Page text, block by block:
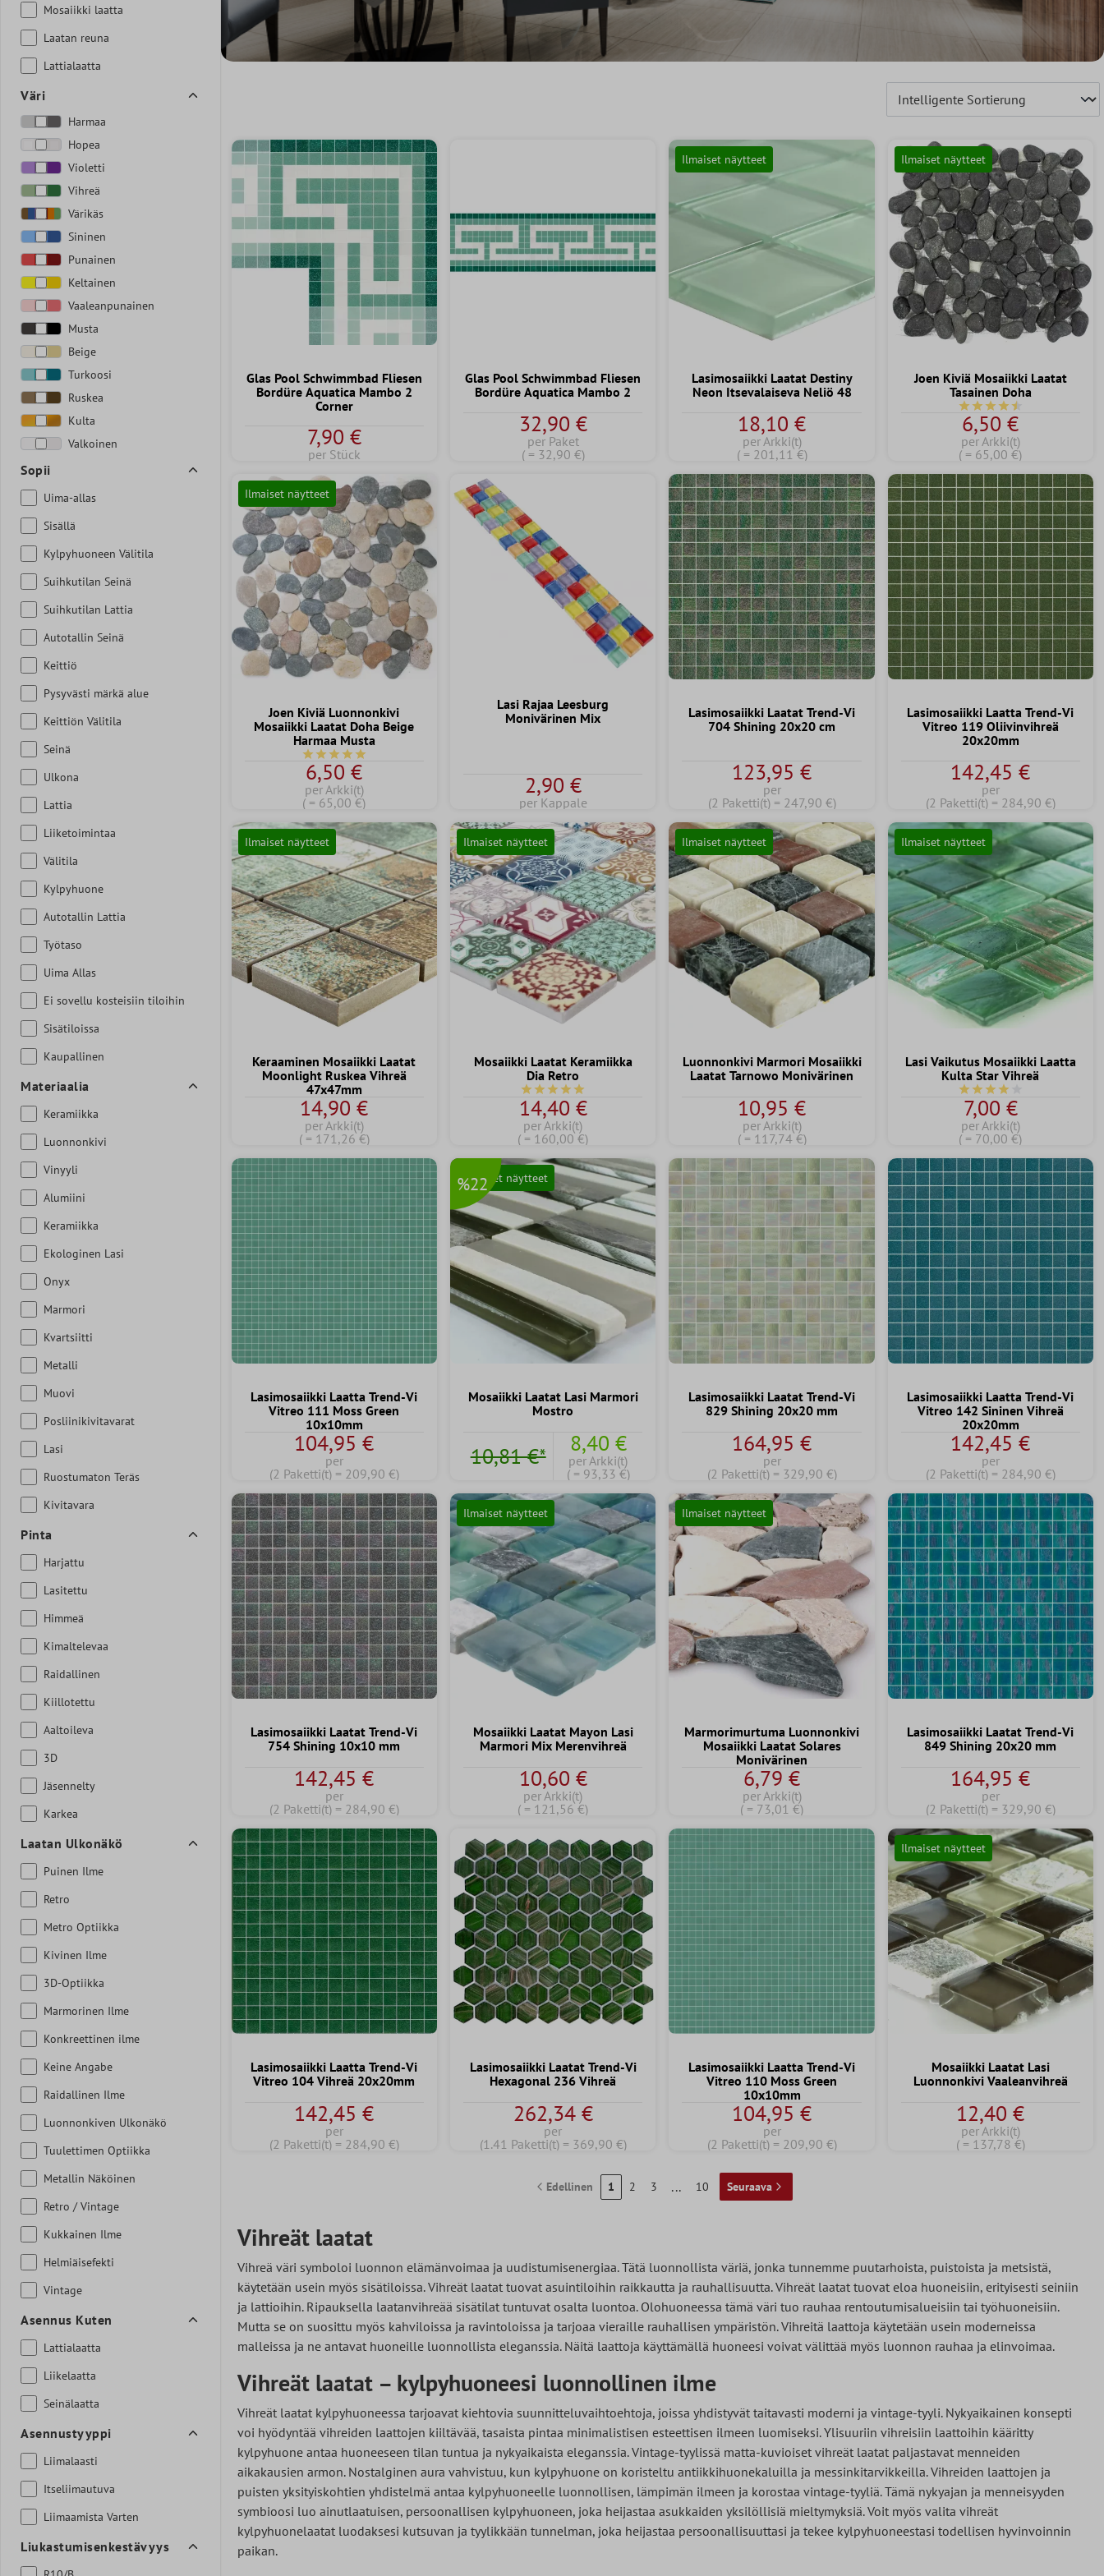
Mosaiikki laatta
Laatan reuna
Lattialaatta
Väri
Harmaa
Hopea
Violetti
Vihreä
Värikäs
Sininen
Punainen
Keltainen
Vaaleanpunainen
Musta
Beige
Turkoosi
Ruskea
Kulta
Valkoinen
Sopii
Uima-allas
Sisällä
Kylpyhuoneen Välitila
Suihkutilan Seinä
Suihkutilan Lattia
Autotallin Seinä
Keittiö
Pysyvästi märkä alue
Keittiön Välitila
Seinä
Ulkona
Lattia
Liiketoimintaa
Välitila
Kylpyhuone
Autotallin Lattia
Työtaso
Uima Allas
Ei sovellu kosteisiin tiloihin
Sisätiloissa
Kaupallinen
Materiaalia
Keramiikka
Luonnonkivi
Vinyyli
Alumiini
Keramiikka
Ekologinen Lasi
Onyx
Marmori
Kvartsiitti
Metalli
Muovi
Posliinikivitavarat
Lasi
Ruostumaton Teräs
Kivitavara
Pinta
Harjattu
Lasitettu
Himmeä
Kimaltelevaa
Raidallinen
Kiillotettu
Aaltoileva
3D
Jäsennelty
Karkea
Laatan Ulkonäkö
Puinen Ilme
Retro
Metro Optiikka
Kivinen Ilme
3D-Optiikka
Marmorinen Ilme
Konkreettinen ilme
Keine Angabe
Raidallinen Ilme
Luonnonkiven Ulkonäkö
Tuulettimen Optiikka
Metallin Näköinen
Retro / Vintage
Kukkainen Ilme
Helmiäisefekti
Vintage
Asennus Kuten
Lattialaatta
Liikelaatta
Seinälaatta
Asennustyyppi
Liimalaasti
Itseliimautuva
Liimaamista Varten
Liukastumisenkestävyys
Glas Pool Schwimmbad Fliesen
Bordüre Aquatica Mambo 2
Corner
7,90 €
per Stück
Glas Pool Schwimmbad Fliesen
Bordüre Aquatica Mambo 2
32,90 €
per Paket
( = 32,90 €)
Ilmaiset näytteet
Lasimosaiikki Laatat Destiny
Neon Itsevalaiseva Neliö 48
18,10 €
per Arkki(t)
( = 201,11 €)
Ilmaiset näytteet
Joen Kiviä Mosaiikki Laatat
Tasainen Doha
Keskimääräinen
6,50 €
per Arkki(t)
( = 65,00 €)
Ilmaiset näytteet
Joen Kiviä Luonnonkivi
Mosaiikki Laatat Doha Beige
Harmaa Musta
Keskimääräinen arvosana 5 5 tähdestä
6,50 €
per Arkki(t)
( = 65,00 €)
Lasi Rajaa Leesburg
Monivärinen Mix
2,90 €
per Kappale
Lasimosaiikki Laatat Trend-Vi
704 Shining 20x20 cm
123,95 €
per
(2 Paketti(t) = 247,90 €)
Lasimosaiikki Laatta Trend-Vi
Vitreo 119 Oliivinvihreä
20x20mm
142,45 €
per
(2 Paketti(t) = 284,90 €)
Ilmaiset näytteet
Keraaminen Mosaiikki Laatat
Moonlight Ruskea Vihreä
47x47mm
14,90 €
per Arkki(t)
( = 171,26 €)
Ilmaiset näytteet
Mosaiikki Laatat Keramiikka
Dia Retro
Keskimääräinen arvosana 4.9 5 tähdestä
14,40 €
per Arkki(t)
( = 160,00 €)
Ilmaiset näytteet
Luonnonkivi Marmori Mosaiikki
Laatat Tarnowo Monivärinen
10,95 €
per Arkki(t)
( = 117,74 €)
Ilmaiset näytteet
Lasi Vaikutus Mosaiikki Laatta
Kulta Star Vihreä
Keskimääräinen
7,00 €
per Arkki(t)
( = 70,00 €)
Lasimosaiikki Laatta Trend-Vi
Vitreo 111 Moss Green
10x10mm
104,95 €
per
(2 Paketti(t) = 209,90 €)
Ilmaiset näytteet
%22
Mosaiikki Laatat Lasi Marmori
Mostro
10,81 €* 8,40 €
per Arkki(t)
( = 93,33 €)
Lasimosaiikki Laatat Trend-Vi
829 Shining 20x20 mm
164,95 €
per
(2 Paketti(t) = 329,90 €)
Lasimosaiikki Laatta Trend-Vi
Vitreo 142 Sininen Vihreä
20x20mm
142,45 €
per
(2 Paketti(t) = 284,90 €)
Lasimosaiikki Laatat Trend-Vi
754 Shining 10x10 mm
142,45 €
per
(2 Paketti(t) = 284,90 €)
Ilmaiset näytteet
Mosaiikki Laatat Mayon Lasi
Marmori Mix Merenvihreä
10,60 €
per Arkki(t)
( = 121,56 €)
Ilmaiset näytteet
Marmorimurtuma Luonnonkivi
Mosaiikki Laatat Solares
Monivärinen
6,79 €
per Arkki(t)
( = 73,01 €)
Lasimosaiikki Laatat Trend-Vi
849 Shining 20x20 mm
164,95 €
per
(2 Paketti(t) = 329,90 €)
Lasimosaiikki Laatta Trend-Vi
Vitreo 104 Vihreä 20x20mm
142,45 €
per
(2 Paketti(t) = 284,90 €)
Lasimosaiikki Laatat Trend-Vi
Hexagonal 236 Vihreä
262,34 €
per
(1.41 Paketti(t) = 369,90 €)
Lasimosaiikki Laatta Trend-Vi
Vitreo 110 Moss Green
10x10mm
104,95 €
per
(2 Paketti(t) = 209,90 €)
Ilmaiset näytteet
Mosaiikki Laatat Lasi
Luonnonkivi Vaaleanvihreä
12,40 €
per Arkki(t)
( = 137,78 €)
Edellinen 1 2 3 ... 10 Seuraava
Vihreät laatat
Vihreä väri symboloi luonnon elämänvoimaa ja uudistumisenergiaa. Tätä luonnollista väriä, jonka tunnemme puutarhoista, puistoista ja metsistä,
käytetään usein myös sisätiloissa. Vihreät laatat tuovat asuintiloihin raikkautta ja rauhallisuutta. Vihreät laatat tuovat eloa huoneisiin, erityisesti seiniin
ja lattioihin. Ripauksella laatanvihreää sisätilat tuntuvat osalta luontoa. Olohuoneessa tämä väri tuo rauhaa rentoutumisalueisiin tai työhuoneisiin.
Mutta se on suosittu myös kahviloissa ja ravintoloissa ja tarjoaa vieraille rauhallisen ympäristön. Vihreitä laattoja käytetään usein moderneissa
malleissa ja ne antavat huoneille luonnollista eleganssia. Näitä laattoja käyttämällä huoneesi voivat välittää myös luonnon rauhaa ja elinvoimaa.
Vihreät laatat – kylpyhuoneesi luonnollinen ilme
Vihreät laatat kylpyhuoneessa tarjoavat kiehtovia suunnitteluvaihtoehtoja, joissa yhdistyvät taitavasti moderni ja vintage-tyyli. Nykyaikainen konsepti
voi hyödyntää vihreiden laattojen kiiltävää, tasaista pintaa minimalistisen esteettisen ilmeen luomiseksi. Ylisuuriin vihreisiin laattoihin kääritty
kylpyhuone antaa huoneeseen tilan tuntua ja nykyaikaista eleganssia. Vintage-tyylissä matta-kuvioiset vihreät laatat paljastavat menneiden
aikakausien armon. Nostalginen aura vahvistuu, kun kylpyhuone on koristeltu antiikkihuonekaluilla ja messinkitarvikkeilla. Vihreiden laattojen ja
puisten yksityiskohtien yhdistelmä antaa kylpyhuoneelle luonnollisen, lämpimän ilmeen ja korostaa vintage-tyyliä. Tämä nykyajan ja menneisyyden
symbioosi luo ainutlaatuisen, persoonallisen kylpyhuoneen, joka heijastaa asukkaiden yksilöllisiä mieltymyksiä. Voit myös valita vihreät
kylpyhuonelaatat luodaksesi kutsuvan ja tyylikkään tunnelman, joka heijastaa persoonallisuuttasi ja tekee kylpyhuoneestasi todellisen hyvinvoinnin
paikan.